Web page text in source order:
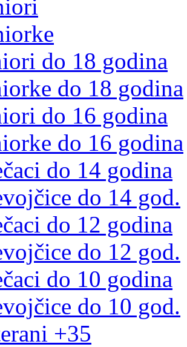
do 18 godina
do 18 godina
do 16 godina
do 16 godina
do 14 godina
do 14 god.
do 12 godina
do 12 god.
do 10 godina
do 10 god.
+35